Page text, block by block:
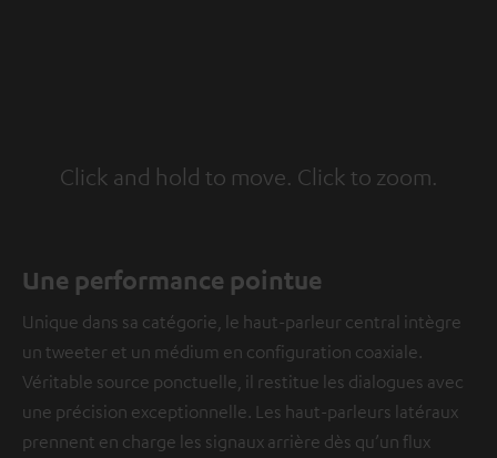
Click and hold to move. Click to zoom.
Tap to zoom
Une performance pointue
Unique dans sa catégorie, le haut-parleur central intègre
un tweeter et un médium en configuration coaxiale.
Véritable source ponctuelle, il restitue les dialogues avec
une précision exceptionnelle. Les haut-parleurs latéraux
prennent en charge les signaux arrière dès qu’un flux